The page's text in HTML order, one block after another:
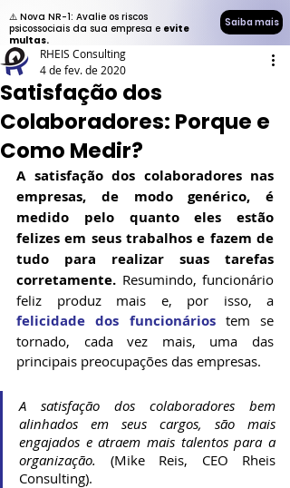
⚠️ Nova NR-1: Avalie os riscos
psicossociais da sua empresa e evite
multas.
Saiba mais
Satisfação dos
Colaboradores: Porque e
Como Medir?
RHEIS Consulting
4 de fev. de 2020
A satisfação dos colaboradores nas
empresas, de modo genérico, é
medido pelo quanto eles estão
felizes em seus trabalhos e fazem de
tudo para realizar suas tarefas
corretamente. Resumindo, funcionário
felicidade dos funcionários tem se
tornado, cada vez mais, uma das
principais preocupações das empresas.
A satisfação dos colaboradores bem
alinhados em seus cargos, são mais
engajados e atraem mais talentos para a
organização. (Mike Reis, CEO Rheis
Consulting).